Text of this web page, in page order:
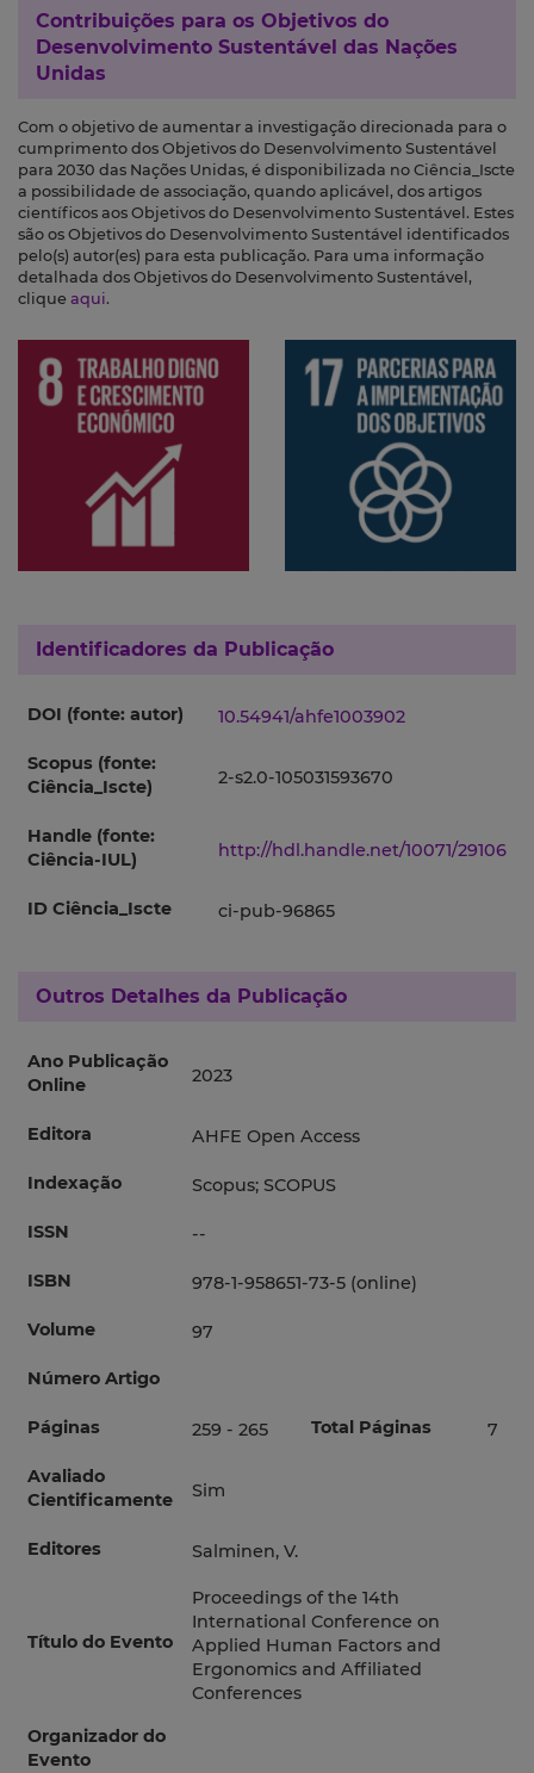
Contribuições para os Objetivos do
Desenvolvimento Sustentável das Nações
Unidas
Com o objetivo de aumentar a investigação direcionada para o
cumprimento dos Objetivos do Desenvolvimento Sustentável
para 2030 das Nações Unidas, é disponibilizada no Ciência_Iscte
a possibilidade de associação, quando aplicável, dos artigos
científicos aos Objetivos do Desenvolvimento Sustentável. Estes
são os Objetivos do Desenvolvimento Sustentável identificados
pelo(s) autor(es) para esta publicação. Para uma informação
detalhada dos Objetivos do Desenvolvimento Sustentável,
clique aqui.
Identificadores da Publicação
DOI (fonte: autor) 10.54941/ahfe1003902
Scopus (fonte:
Ciência_Iscte)
2-s2.0-105031593670
Handle (fonte:
Ciência-IUL)
http://hdl.handle.net/10071/29106
ID Ciência_Iscte ci-pub-96865
Outros Detalhes da Publicação
Ano Publicação
Online
2023
Editora AHFE Open Access
Indexação Scopus; SCOPUS
ISSN --
ISBN 978-1-958651-73-5 (online)
Volume 97
Número Artigo
Páginas 259 - 265 Total Páginas 7
Avaliado
Cientificamente
Sim
Editores Salminen, V.
Título do Evento
Proceedings of the 14th
International Conference on
Applied Human Factors and
Ergonomics and Affiliated
Conferences
Organizador do
Evento